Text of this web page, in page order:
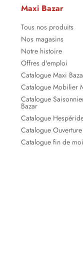
Maxi Bazar
Tous nos produits
Nos magasins
Notre histoire
Offres d'emploi
Catalogue Maxi
Catalogue Mobilier
Catalogue
Bazar
Catalogue
Catalogue
Catalogue fin de